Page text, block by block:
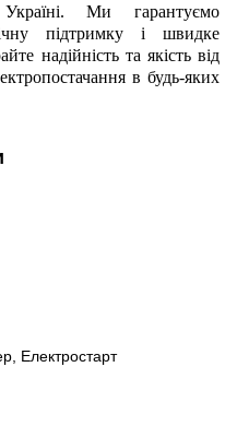
Ми гарантуємо
підтримку і швидке
надійність та якість від
в будь-яких
Електростарт